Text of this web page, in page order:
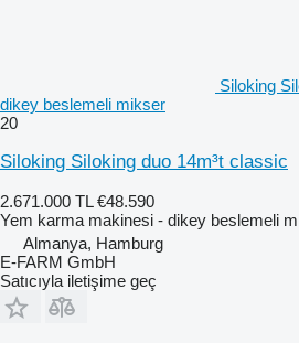
Siloking
dikey beslemeli mikser
20
Siloking Siloking duo 14m³t classic
2.671.000 TL €48.590
Yem karma makinesi - dikey beslemeli
Almanya, Hamburg
E-FARM GmbH
Satıcıyla iletişime geç